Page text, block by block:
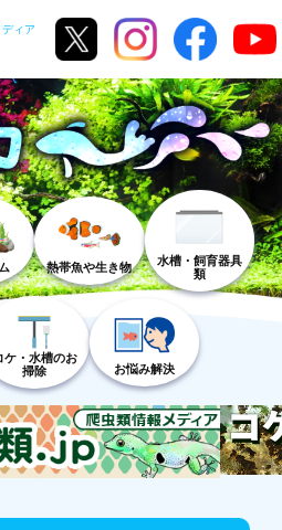
ィア
熱帯魚や生き物
水槽・飼育器具
類
ケ・水槽のお
掃除
お悩み解決